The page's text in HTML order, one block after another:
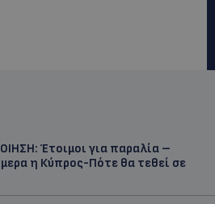
Έτοιμοι για παραλία –
η Κύπρος-Πότε θα τεθεί σε